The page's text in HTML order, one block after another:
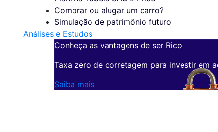
Comprar ou alugar um carro?
Simulação de patrimônio futuro
Análises e Estudos
Conheça as vantagens de ser Rico
Taxa zero de corretagem para investir em
Saiba mais